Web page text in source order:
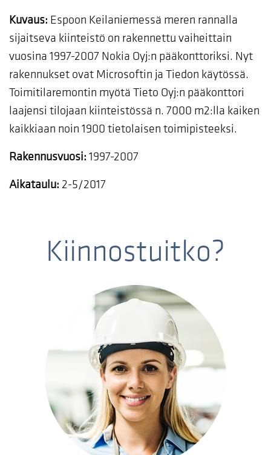
Kuvaus: Espoon Keilaniemessä meren rannalla
sijaitseva kiinteistö on rakennettu vaiheittain
vuosina 1997-2007 Nokia Oyj:n pääkonttoriksi. Nyt
rakennukset ovat Microsoftin ja Tiedon käytössä.
Toimitilaremontin myötä Tieto Oyj:n pääkonttori
laajensi tilojaan kiinteistössä n. 7000 m2:lla kaiken
kaikkiaan noin 1900 tietolaisen toimipisteeksi.
Rakennusvuosi: 1997-2007
Aikataulu: 2-5/2017
Kiinnostuitko?